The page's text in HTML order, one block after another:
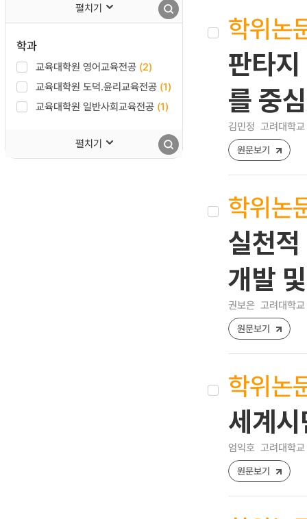
펼치기
학과
교육대학원 영어교육전공 (2)
교육대학원 도덕.윤리교육전공 (1)
교육대학원 일반사회교육전공 (1)
펼치기
학위논
판타
를 중
김민정 고려대학
원문보기
학위논
실천
개발
권보은 고려대학
원문보기
학위논
세계
엄익호 고려대학
원문보기